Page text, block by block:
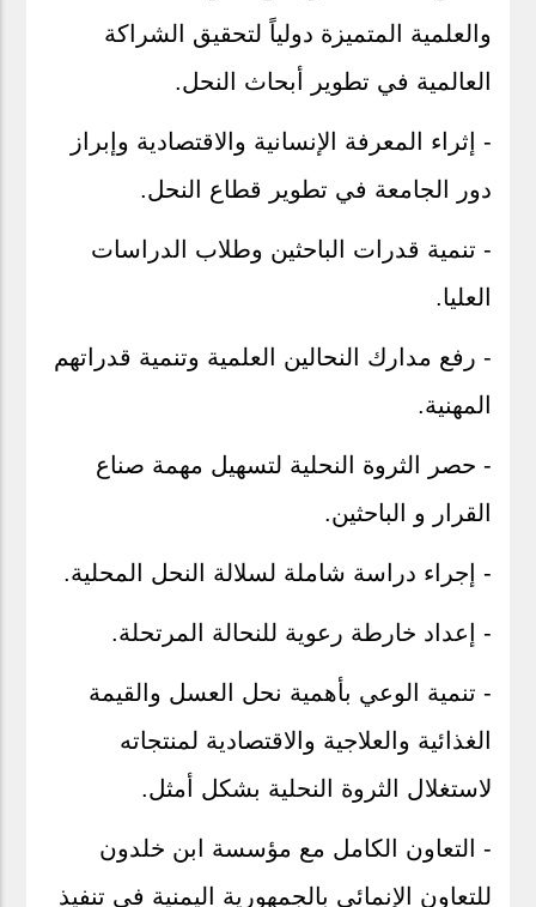
والعلمية المتميزة دولياً لتحقيق الشراكة
العالمية في تطوير أبحاث النحل.
- إثراء المعرفة الإنسانية والاقتصادية وإبراز
دور الجامعة في تطوير قطاع النحل.
- تنمية قدرات الباحثين وطلاب الدراسات
العليا.
- رفع مدارك النحالين العلمية وتنمية قدراتهم
المهنية.
- حصر الثروة النحلية لتسهيل مهمة صناع
القرار و الباحثين.
- إجراء دراسة شاملة لسلالة النحل المحلية.
- إعداد خارطة رعوية للنحالة المرتحلة.
- تنمية الوعي بأهمية نحل العسل والقيمة
الغذائية والعلاجية والاقتصادية لمنتجاته
لاستغلال الثروة النحلية بشكل أمثل.
- التعاون الكامل مع مؤسسة ابن خلدون
للتعاون الإنمائي بالجمهورية اليمنية في تنفيذ